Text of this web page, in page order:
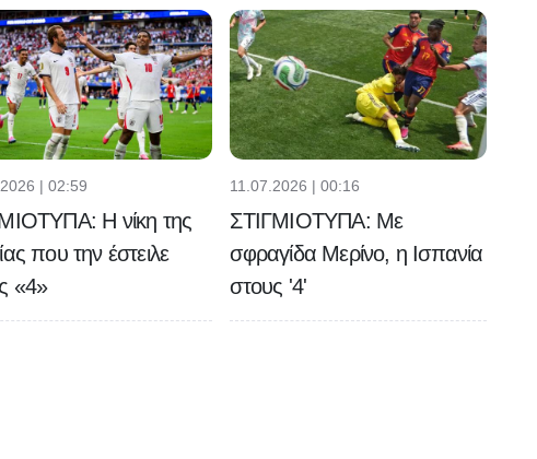
| 02:59
Η νίκη της
που την έστειλε
«4»
11.07.2026 | 00:16
ΣΤΙΓΜΙΟΤΥΠΑ: Με
σφραγίδα Μερίνο, η Ισπανία
στους '4'